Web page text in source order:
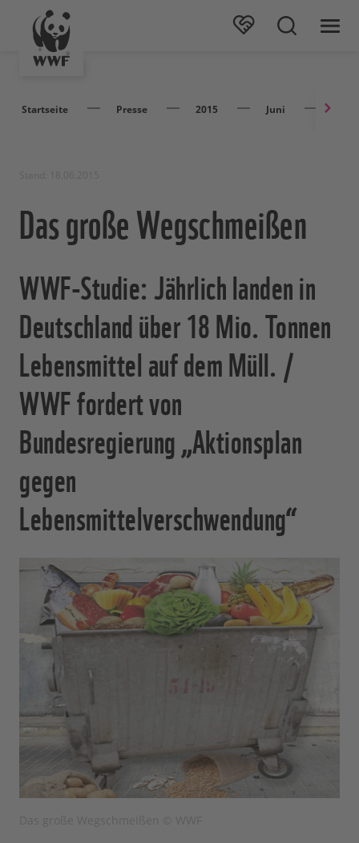
Startseite Presse 2015 Juni
Das große Wegschmeißen
WWF-Studie: Jährlich landen in
Deutschland über 18 Mio. Tonnen
Lebensmittel auf dem Müll. /
WWF fordert von
Bundesregierung „Aktionsplan
gegen
Lebensmittelverschwendung“